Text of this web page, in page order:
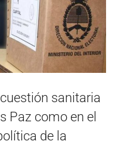
sanitaria
Paz como en el
de la